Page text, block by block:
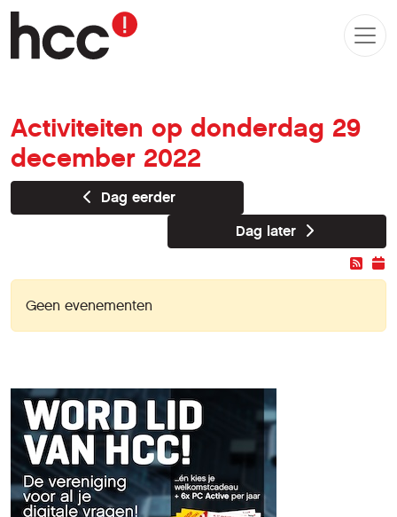
Activiteiten op donderdag 29
december 2022
Dag eerder
Dag later
Geen evenementen